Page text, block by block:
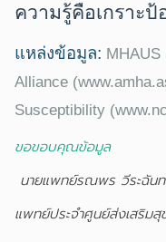
ความรู้คือเกราะ
แหล่งข้อมูล: MHAUS
Alliance
Susceptibility
ขอขอบคุณข้อมูล
นายแพทย์รณพร วีระฉันท
แพทย์ประจำศูนย์ส่งเสริม